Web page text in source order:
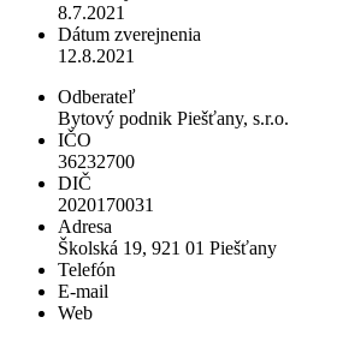
8.7.2021
Dátum zverejnenia
12.8.2021
Odberateľ
Bytový podnik Piešťany, s.r.o.
IČO
36232700
DIČ
2020170031
Adresa
Školská 19, 921 01 Piešťany
Telefón
E-mail
Web